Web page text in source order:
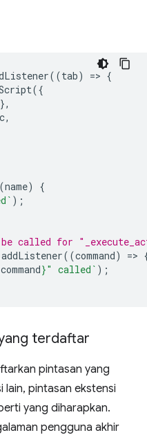
((tab) => {
({
},
,
(name)
{
);
called for
addListener((command) =>
command}" called` );
terdaftar
pintasan yang
lain, pintasan ekstensi
yang diharapkan.
pengguna akhir